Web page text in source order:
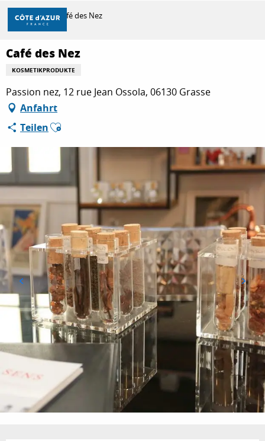
Aller
contenu
principal
ENTDECKEN
ZU TUN
AUFENTHALT
Startseite Café des Nez
Café des Nez
KOSMETIKPRODUKTE
Passion nez, 12 rue Jean Ossola, 06130 Grasse
Anfahrt
TeilenAjouter aux favoris